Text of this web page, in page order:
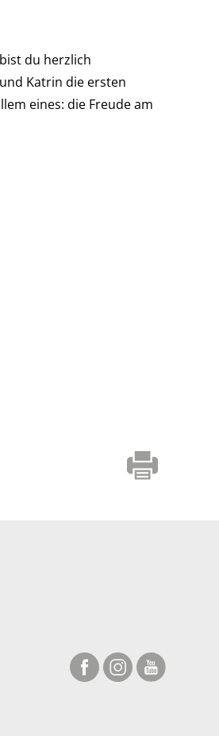
du herzlich
Katrin die ersten
eines: die Freude am